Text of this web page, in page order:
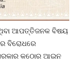
ଆପତ୍ତିଜନକ ବିଷୟ
ବିରୋଧରେ
ସରକାର କଠୋର ଆଇନ